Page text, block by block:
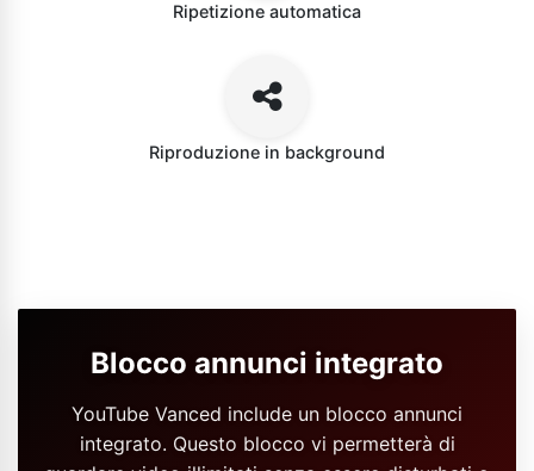
Ripetizione automatica
Riproduzione in background
Blocco annunci integrato
YouTube Vanced include un blocco annunci
integrato. Questo blocco vi permetterà di